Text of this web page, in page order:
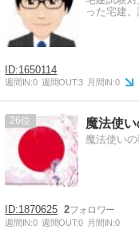
った宅建
1650114
週間IN:0 週間OUT:3 月間IN:0
26 魔法使
魔法使い
1870625 2
週間IN:0 週間OUT:0 月間IN:0